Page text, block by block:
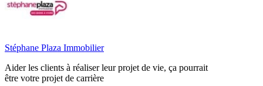
Stéphane Plaza Immobilier
Aider les clients à réaliser leur projet de vie, ça pourrait
être votre projet de carrière